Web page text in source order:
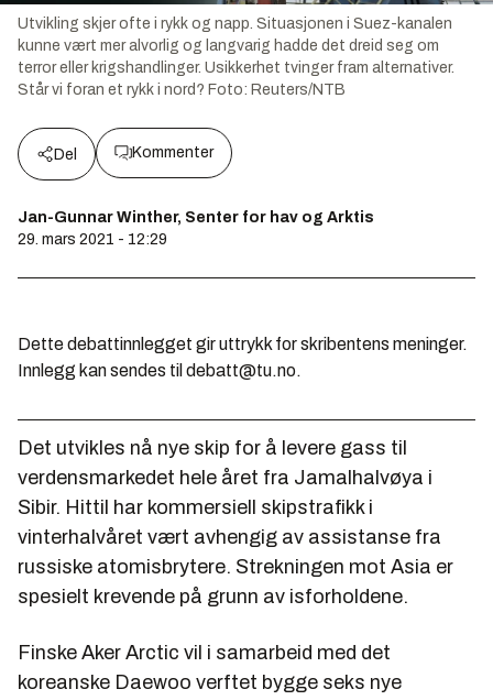
Utvikling skjer ofte i rykk og napp. Situasjonen i Suez-kanalen
kunne vært mer alvorlig og langvarig hadde det dreid seg om
terror eller krigshandlinger. Usikkerhet tvinger fram alternativer.
Står vi foran et rykk i nord? Foto: Reuters/NTB
Del Kommenter
Jan-Gunnar Winther, Senter for hav og Arktis
29. mars 2021 - 12:29
Dette debattinnlegget gir uttrykk for skribentens meninger.
Innlegg kan sendes til debatt@tu.no.
Det utvikles nå nye skip for å levere gass til
verdensmarkedet hele året fra Jamalhalvøya i
Sibir. Hittil har kommersiell skipstrafikk i
vinterhalvåret vært avhengig av assistanse fra
russiske atomisbrytere. Strekningen mot Asia er
spesielt krevende på grunn av isforholdene.
Finske Aker Arctic vil i samarbeid med det
koreanske Daewoo verftet bygge seks nye